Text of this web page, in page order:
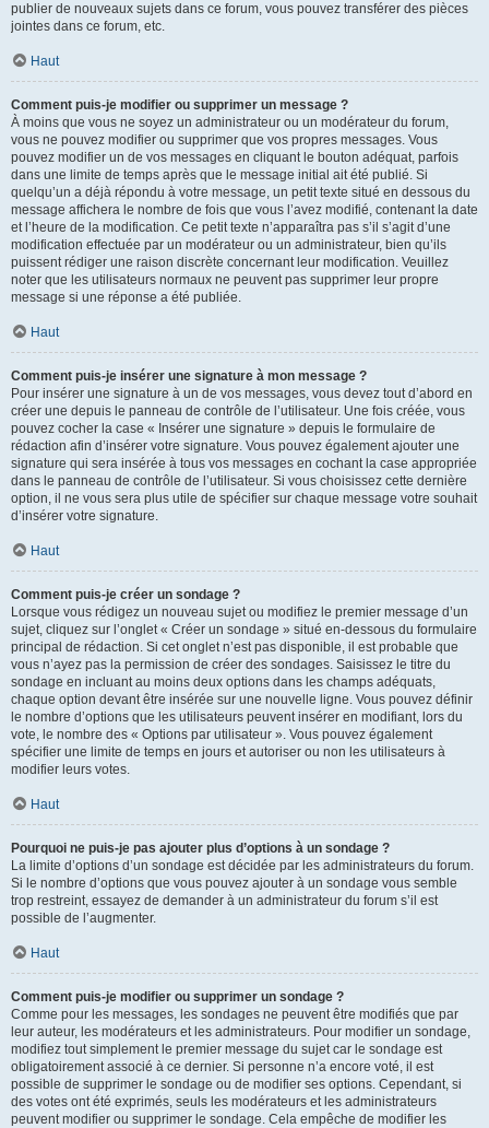
publier de nouveaux sujets dans ce forum, vous pouvez transférer des pièces
jointes dans ce forum, etc.
Haut
Comment puis-je modifier ou supprimer un message ?
À moins que vous ne soyez un administrateur ou un modérateur du forum,
vous ne pouvez modifier ou supprimer que vos propres messages. Vous
pouvez modifier un de vos messages en cliquant le bouton adéquat, parfois
dans une limite de temps après que le message initial ait été publié. Si
quelqu’un a déjà répondu à votre message, un petit texte situé en dessous du
message affichera le nombre de fois que vous l’avez modifié, contenant la date
et l’heure de la modification. Ce petit texte n’apparaîtra pas s’il s’agit d’une
modification effectuée par un modérateur ou un administrateur, bien qu’ils
puissent rédiger une raison discrète concernant leur modification. Veuillez
noter que les utilisateurs normaux ne peuvent pas supprimer leur propre
message si une réponse a été publiée.
Haut
Comment puis-je insérer une signature à mon message ?
Pour insérer une signature à un de vos messages, vous devez tout d’abord en
créer une depuis le panneau de contrôle de l’utilisateur. Une fois créée, vous
pouvez cocher la case « Insérer une signature » depuis le formulaire de
rédaction afin d’insérer votre signature. Vous pouvez également ajouter une
signature qui sera insérée à tous vos messages en cochant la case appropriée
dans le panneau de contrôle de l’utilisateur. Si vous choisissez cette dernière
option, il ne vous sera plus utile de spécifier sur chaque message votre souhait
d’insérer votre signature.
Haut
Comment puis-je créer un sondage ?
Lorsque vous rédigez un nouveau sujet ou modifiez le premier message d’un
sujet, cliquez sur l’onglet « Créer un sondage » situé en-dessous du formulaire
principal de rédaction. Si cet onglet n’est pas disponible, il est probable que
vous n’ayez pas la permission de créer des sondages. Saisissez le titre du
sondage en incluant au moins deux options dans les champs adéquats,
chaque option devant être insérée sur une nouvelle ligne. Vous pouvez définir
le nombre d’options que les utilisateurs peuvent insérer en modifiant, lors du
vote, le nombre des « Options par utilisateur ». Vous pouvez également
spécifier une limite de temps en jours et autoriser ou non les utilisateurs à
modifier leurs votes.
Haut
Pourquoi ne puis-je pas ajouter plus d’options à un sondage ?
La limite d’options d’un sondage est décidée par les administrateurs du forum.
Si le nombre d’options que vous pouvez ajouter à un sondage vous semble
trop restreint, essayez de demander à un administrateur du forum s’il est
possible de l’augmenter.
Haut
Comment puis-je modifier ou supprimer un sondage ?
Comme pour les messages, les sondages ne peuvent être modifiés que par
leur auteur, les modérateurs et les administrateurs. Pour modifier un sondage,
modifiez tout simplement le premier message du sujet car le sondage est
obligatoirement associé à ce dernier. Si personne n’a encore voté, il est
possible de supprimer le sondage ou de modifier ses options. Cependant, si
des votes ont été exprimés, seuls les modérateurs et les administrateurs
peuvent modifier ou supprimer le sondage. Cela empêche de modifier les